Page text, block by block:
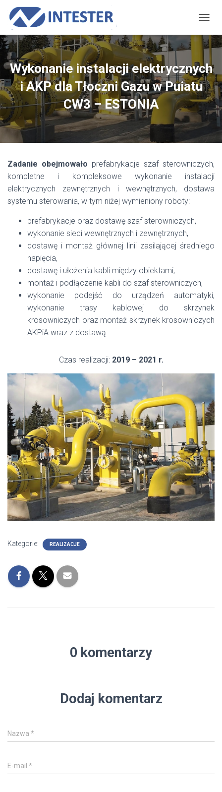
Wykonanie instalacji elektrycznych
i AKP dla Tłoczni Gazu w Puiatu
CW3 – ESTONIA
Zadanie obejmowało prefabrykacje szaf sterowniczych,
kompletne i kompleksowe wykonanie instalacji
elektrycznych zewnętrznych i wewnętrznych, dostawa
systemu sterowania, w tym niżej wymieniony roboty:
prefabrykacje oraz dostawę szaf sterowniczych,
wykonanie sieci wewnętrznych i zewnętrznych,
dostawę i montaż głównej linii zasilającej średniego
napięcia,
dostawę i ułożenia kabli między obiektami,
montaż i podłączenie kabli do szaf sterowniczych,
wykonanie podejść do urządzeń automatyki,
wykonanie trasy kablowej do skrzynek
krosowniczych oraz montaż skrzynek krosowniczych
AKPiA wraz z dostawą.
Czas realizacji: 2019 – 2021 r.
Kategorie: REALIZACJE
0 komentarzy
Dodaj komentarz
Nazwa *
E-mail *